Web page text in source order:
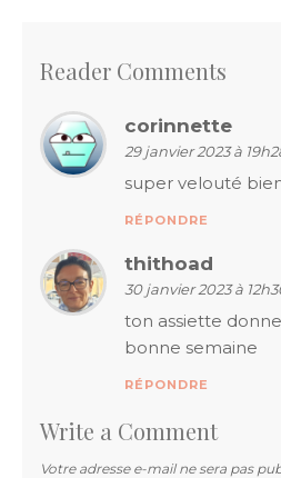
Reader Comments
corinnette
29 janvier 2023 à
super velouté
RÉPONDRE
thithoad
30 janvier 2023 à
ton assiette
bonne semaine
RÉPONDRE
Write a Comment
Votre adresse e-mail ne sera pas